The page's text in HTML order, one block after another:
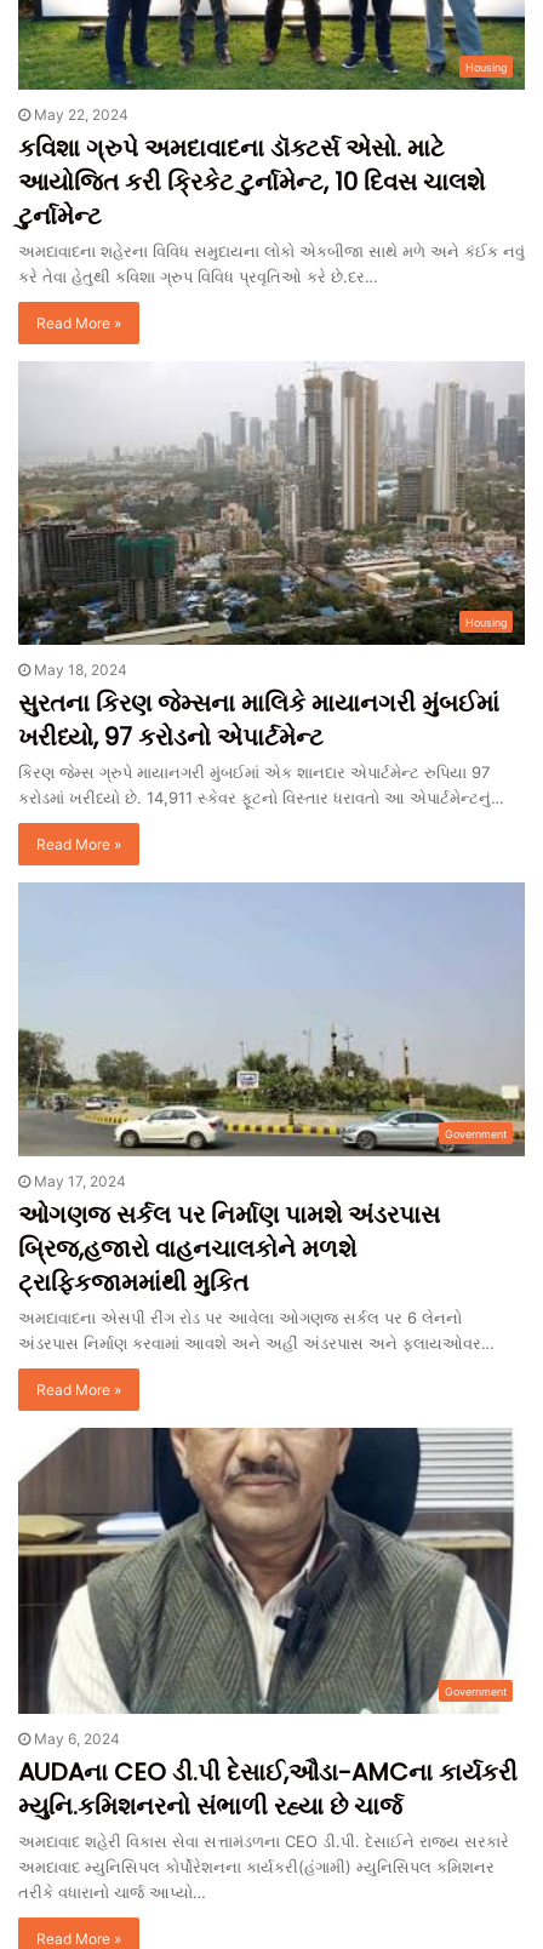
Housing
May 22, 2024
કવિશા ગ્રુપે અમદાવાદના ડૉક્ટર્સ એસો. માટે
આયોજિત કરી ક્રિકેટ ટુર્નામેન્ટ, 10 દિવસ ચાલશે
ટુર્નામેન્ટ
અમદાવાદના શહેરના વિવિધ સમુદાયના લોકો એકબીજા સાથે મળે અને કંઈક નવું
કરે તેવા હેતુથી કવિશા ગ્રુપ વિવિધ પ્રવૃતિઓ કરે છે.દર…
Read More »
Housing
May 18, 2024
સુરતના કિરણ જેમ્સના માલિકે માયાનગરી મુંબઈમાં
ખરીધ્યો, 97 કરોડનો એપાર્ટમેન્ટ
કિરણ જેમ્સ ગ્રુપે માયાનગરી મુંબઈમાં એક શાનદાર એપાર્ટમેન્ટ રુપિયા 97
કરોડમાં ખરીધ્યો છે. 14,911 સ્કેવર ફૂટનો વિસ્તાર ધરાવતો આ એપાર્ટમેન્ટનું…
Read More »
Government
May 17, 2024
ઓગણજ સર્કલ પર નિર્માણ પામશે અંડરપાસ
બ્રિજ,હજારો વાહનચાલકોને મળશે
ટ્રાફિકજામમાંથી મુકિત
અમદાવાદના એસપી રીંગ રોડ પર આવેલા ઓગણજ સર્કલ પર 6 લેનનો
અંડરપાસ નિર્માણ કરવામાં આવશે અને અહીં અંડરપાસ અને ફ્લાયઓવર…
Read More »
Government
May 6, 2024
AUDAના CEO ડી.પી દેસાઈ,ઔડા-AMCના કાર્યકરી
મ્યુનિ.કમિશનરનો સંભાળી રહ્યા છે ચાર્જ
અમદાવાદ શહેરી વિકાસ સેવા સત્તામંડળના CEO ડી.પી. દેસાઈને રાજ્ય સરકારે
અમદાવાદ મ્યુનિસિપલ કોર્પોરેશનના કાર્યકરી(હંગામી) મ્યુનિસિપલ કમિશનર
તરીકે વધારાનો ચાર્જ આપ્યો…
Read More »